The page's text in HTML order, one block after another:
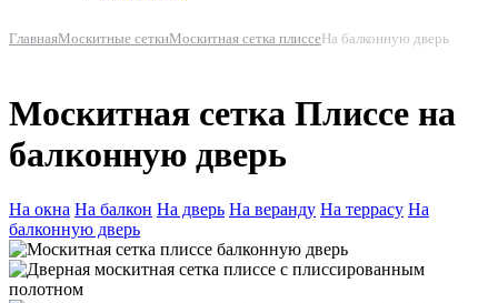
ГлавнаяМоскитные сеткиМоскитная сетка плиссеНа балконную дверь
Москитная сетка Плиссе на
балконную дверь
На окна На балкон На дверь На веранду На террасу На
балконную дверь